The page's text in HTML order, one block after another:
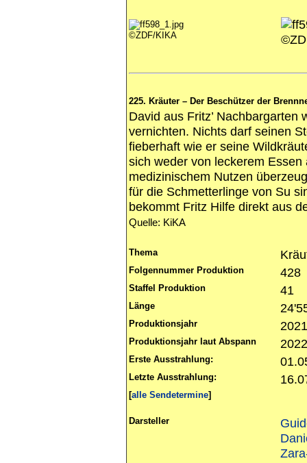
©ZDF/KIKA
225. Kräuter – Der Beschützer der
David aus Fritz’ Nachbargarten
vernichten. Nichts darf seinen
fieberhaft wie er seine
sich weder von leckerem
medizinischem Nutzen
für die Schmetterlinge von Su
bekommt Fritz Hilfe direkt aus
Quelle: KiKA
Thema
Folgennummer Produktion 428
Staffel Produktion 41
Länge
Produktionsjahr
Produktionsjahr laut Abspann
Erste Ausstrahlung:
Letzte Ausstrahlung:
[alle Sendetermine]
Darsteller